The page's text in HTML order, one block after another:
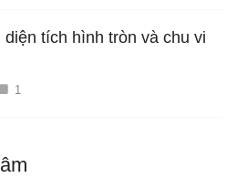
diện tích hình tròn và chu vi
1